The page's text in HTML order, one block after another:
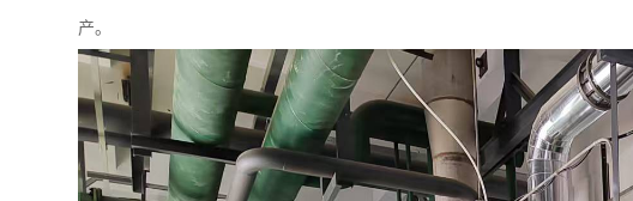
产。